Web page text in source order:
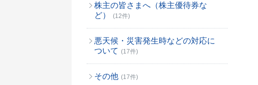
株主の皆さまへ（株主優待券な
ど）
(12件)
悪天候・災害発生時などの対応に
ついて (17件)
その他 (17件)